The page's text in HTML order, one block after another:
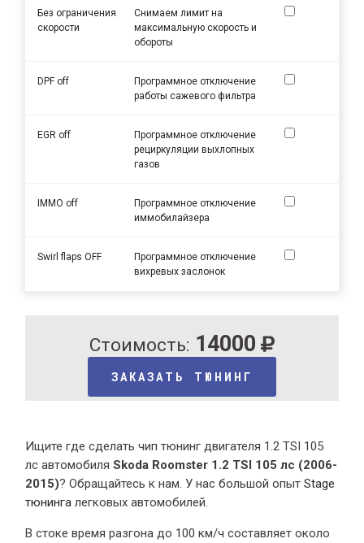
Без ограничения
скорости
Снимаем лимит на
максимальную скорость и
обороты
DPF off
Программное отключение
работы сажевого фильтра
EGR off
Программное отключение
рециркуляции выхлопных
газов
IMMO off
Программное отключение
иммобилайзера
Swirl flaps OFF
Программное отключение
вихревых заслонок
Стоимость: 14000
ЗАКАЗАТЬ ТЮНИНГ
Ищите где сделать чип тюнинг двигателя 1.2 TSI 105
лс автомобиляSkoda Roomster 1.2 TSI 105 лс (2006-
2015)? Обращайтесь к нам. У нас большой опытStage
тюнинга легковых автомобилей.
В стоке время разгонадо 100 км/ч составляет около